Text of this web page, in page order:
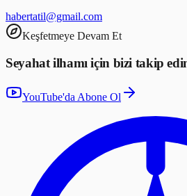
habertatil@gmail.com
Keşfetmeye Devam Et
Seyahat ilhamı için bizi takip
YouTube'da Abone Ol